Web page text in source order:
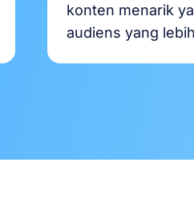
konten menarik
audiens yang